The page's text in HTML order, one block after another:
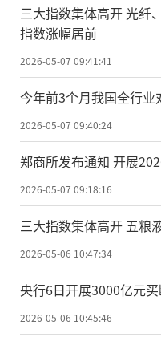
三大指数集体高开 光纤
指数涨幅居前
2026-05-07 09:41:41
今年前3个月我国全行
2026-05-07 09:40:24
郑商所发布通知 开展
2026-05-07 09:18:16
三大指数集体高开 五粮
2026-05-06 10:47:34
央行6日开展3000亿元
2026-05-06 10:45:46